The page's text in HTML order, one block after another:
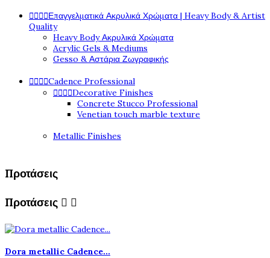
Επαγγελματικά Ακρυλικά Χρώματα | Heavy Body & Artist
Quality
Heavy Body Ακρυλικά Χρώματα
Acrylic Gels & Mediums
Gesso & Αστάρια Ζωγραφικής
Cadence Professional
Decorative Finishes
Concrete Stucco Professional
Venetian touch marble texture
Metallic Finishes
Προτάσεις
Προτάσεις  
Dora metallic Cadence...